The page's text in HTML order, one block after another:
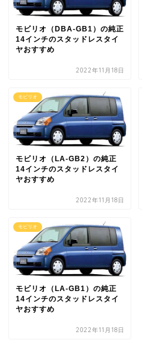
モビリオ（DBA-GB1）の純正
14インチのスタッドレスタイ
ヤおすすめ
2022年11月18日
モビリオ
モビリオ（LA-GB2）の純正
14インチのスタッドレスタイ
ヤおすすめ
2022年11月18日
モビリオ
モビリオ（LA-GB1）の純正
14インチのスタッドレスタイ
ヤおすすめ
2022年11月18日